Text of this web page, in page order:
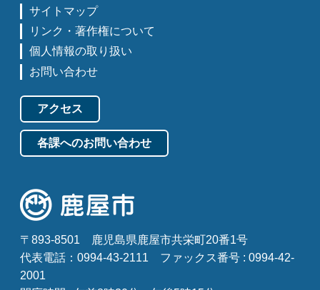
サイトマップ
リンク・著作権について
個人情報の取り扱い
お問い合わせ
アクセス
各課へのお問い合わせ
〒893-8501
鹿児島県鹿屋市共栄町20番1号
代表電話：0994-43-2111
ファックス番号 : 0994-42-
2001